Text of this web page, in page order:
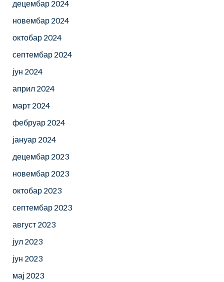
децембар 2024
новембар 2024
октобар 2024
септембар 2024
јун 2024
април 2024
март 2024
фебруар 2024
јануар 2024
децембар 2023
новембар 2023
октобар 2023
септембар 2023
август 2023
јул 2023
јун 2023
мај 2023